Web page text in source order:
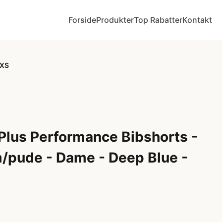
ForsideProdukterTop RabatterKontakt
Performance Bibshorts -
- Dame - Deep Blue -